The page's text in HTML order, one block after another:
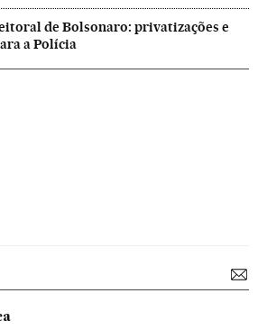
de Bolsonaro: privatizações e
a Polícia